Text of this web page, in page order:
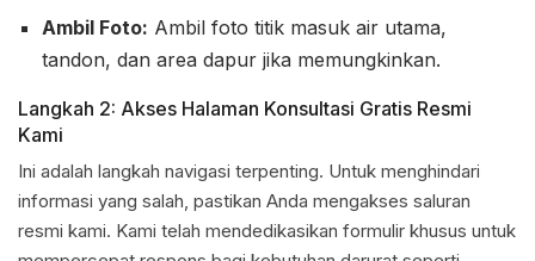
Ambil Foto: Ambil foto titik masuk air utama,
tandon, dan area dapur jika memungkinkan.
Langkah 2: Akses Halaman Konsultasi Gratis Resmi
Kami
Ini adalah langkah navigasi terpenting. Untuk menghindari
informasi yang salah, pastikan Anda mengakses saluran
resmi kami. Kami telah mendedikasikan formulir khusus untuk